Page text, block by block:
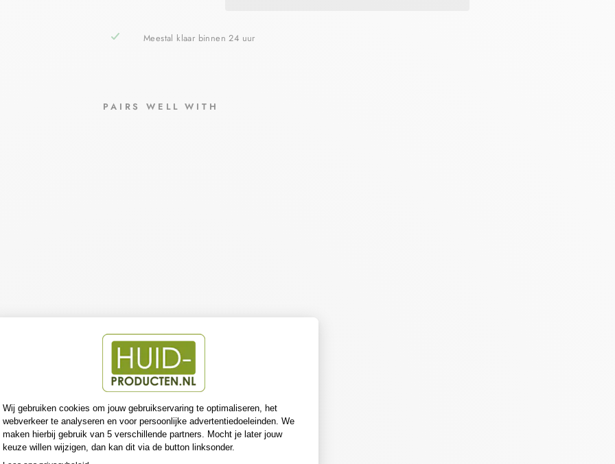
Meestal klaar binnen 24 uur
PAIRS WELL WITH
Aanbieding
SP
0
ROCHE
POSAY
€23,50
€21,90
Bespaar €1,60